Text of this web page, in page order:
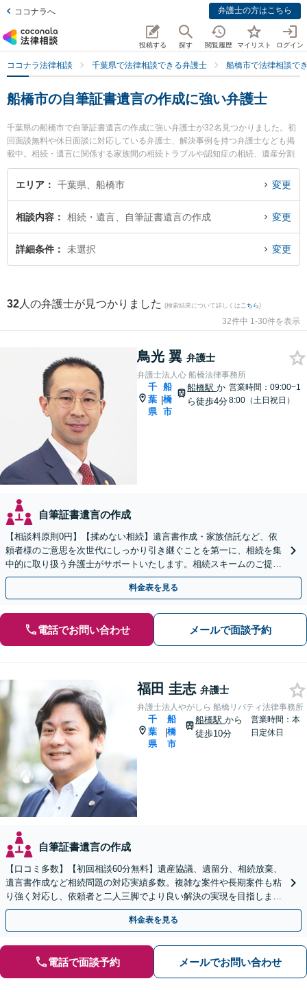
ココナラへ 弁護士の方はこちら
投稿する 探す 閲覧履歴 マイリスト ログイン
ココナラ法律相談 千葉県で法律相談できる弁護士 船橋市で法律相談で
船橋市の自筆証書遺言の作成に強い弁護士
千葉県の船橋市で自筆証書遺言の作成に強い弁護士が32名見つかりました。初
回面談無料や休日面談に対応している弁護士、解決事例を持つ弁護士なども掲
載中。相続・遺言に関係する家族間の相続トラブルや認知症の相続、遺産分割
等の細かな分野での絞り込み検索もでき便利です。特に弁護士法人心 船橋法律
事務所の鳥光 翼弁護士や弁護士法人やがしら 船橋リバティ法律事務所の福田
夜間に発生した自筆証書遺言の作成のトラブルを今すぐに弁護士に相談した
い』『自筆証書遺言の作成のトラブル解決の実績豊富な近くの弁護士を検索し
たい』『初回相談無料で自筆証書遺言の作成を法律相談できる船橋市内の弁護
エリア 千葉県、船橋市 変更
相談内容 相続・遺言、自筆証書遺言の作成 変更
詳細条件 未選択 変更
32 人の弁護士が見つかりました (検索結果について詳しくは こちら)
32件中 1-30件を表示
鳥光 翼 弁護士
弁護士法人心 船橋法律事務所
千
葉
県
|
船
橋
市
船橋駅か
ら徒歩4分
営業時間：09:00~1
8:00（土日祝日）
自筆証書遺言の作成
【相談料原則0円】【揉めない相続】遺言書作成・家族信託など、依
頼者様のご意思を次世代にしっかり引き継ぐことを第一に、相続を集
中的に取り扱う弁護士がサポートいたします。相続スキームのご提案
から遺言執行まで責任を持って対応させていただきます。
料金表を見る
電話でお問い合わせ メールで面談予約
福田 圭志 弁護士
弁護士法人やがしら 船橋リバティ法律事務所
千
葉
県
|
船
橋
市
船橋駅 から
徒歩10分
営業時間：本
日定休日
自筆証書遺言の作成
【口コミ多数】【初回相談60分無料】遺産協議、遺留分、相続放棄、
遺言書作成など相続問題の対応実績多数。複雑な案件や長期案件も粘
り強く対応し、依頼者と二人三脚でより良い解決の実現を目指します
【夜間相談可】【船橋駅7分】
料金表を見る
電話で面談予約 メールでお問い合わせ